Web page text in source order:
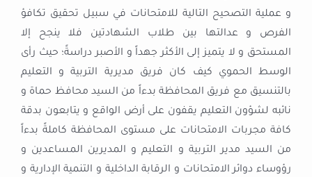
و عملية التصحيح التالية للامتحانات في سبيل تحقيق تكافؤ
الفرص و عدالتها بين طلاب الشهادتين فلا ينجح إلا
المستحق و لا يتميز إلى الأكثر جهداً و الأصبر دراسةً؛ حيث رأى
الوسط الحموي كيف كان فريق مديرية التربية و التعليم
بالتنسيق مع فريق المحافظة بدءاً من السيد محافظ حماة و
نائبه لشؤون التعليم يقفون على أرض الواقع و يتابعون بدقة
كافة مجربات الامتحانات على مستوى المحافظة كاملةً بدءاً
من السيد مدير التربية و التعليم و المديرين المساعدين و
رؤوساء دوائر الامتحانات و الرقابة الداخلية و التنمية الإدارية و